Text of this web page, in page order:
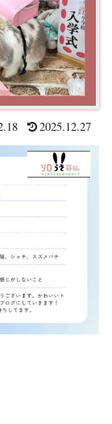
2025.12.27